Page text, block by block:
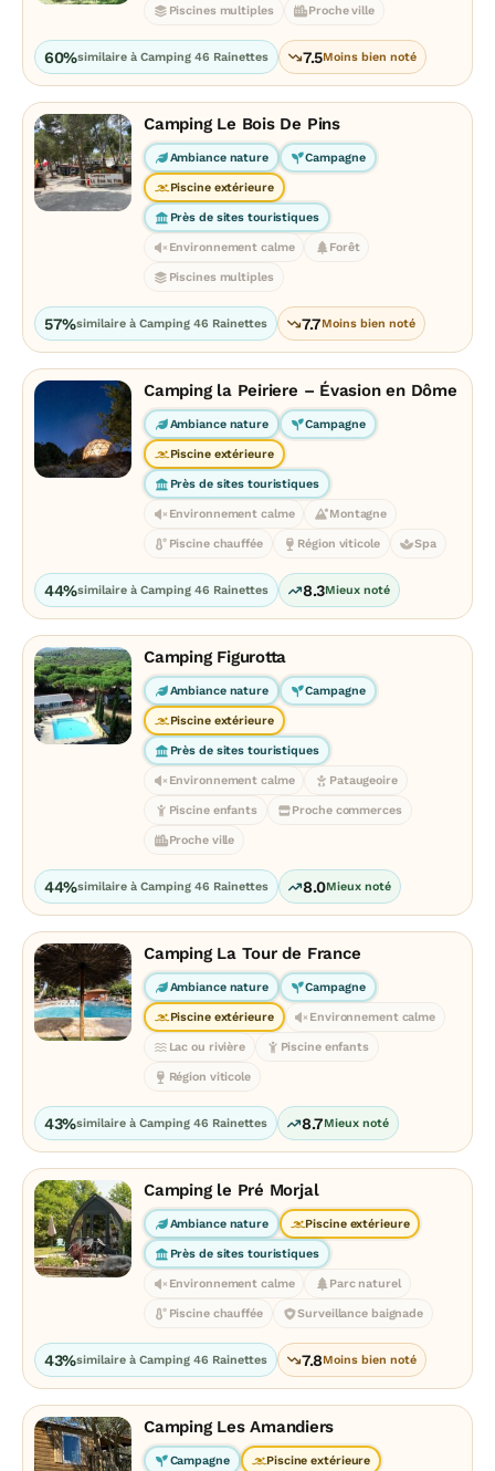
Piscines multiples Proche ville
60%similaire à Camping 46 Rainettes 7.5Moins bien noté
Camping Le Bois De Pins
Ambiance nature Campagne
Piscine extérieure
Près de sites touristiques
Environnement calme Forêt
Piscines multiples
57%similaire à Camping 46 Rainettes 7.7Moins bien noté
Camping la Peiriere – Évasion en Dôme
Ambiance nature Campagne
Piscine extérieure
Près de sites touristiques
Environnement calme Montagne
Piscine chauffée Région viticole Spa
44%similaire à Camping 46 Rainettes 8.3Mieux noté
Camping Figurotta
Ambiance nature Campagne
Piscine extérieure
Près de sites touristiques
Environnement calme Pataugeoire
Piscine enfants Proche commerces
Proche ville
44%similaire à Camping 46 Rainettes 8.0Mieux noté
Camping La Tour de France
Ambiance nature Campagne
Piscine extérieure Environnement calme
Lac ou rivière Piscine enfants
Région viticole
43%similaire à Camping 46 Rainettes 8.7Mieux noté
Camping le Pré Morjal
Ambiance nature Piscine extérieure
Près de sites touristiques
Environnement calme Parc naturel
Piscine chauffée Surveillance baignade
43%similaire à Camping 46 Rainettes 7.8Moins bien noté
Camping Les Amandiers
Campagne Piscine extérieure